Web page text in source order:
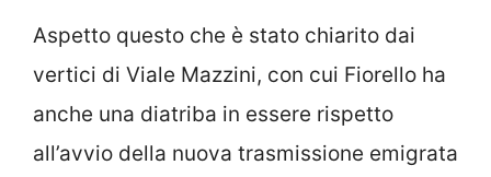
Aspetto questo che è stato chiarito dai
vertici di Viale Mazzini, con cui Fiorello ha
anche una diatriba in essere rispetto
all’avvio della nuova trasmissione emigrata